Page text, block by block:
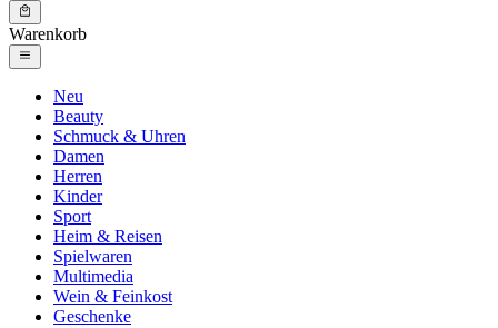
Warenkorb
Neu
Beauty
Schmuck & Uhren
Damen
Herren
Kinder
Sport
Heim & Reisen
Spielwaren
Multimedia
Wein & Feinkost
Geschenke